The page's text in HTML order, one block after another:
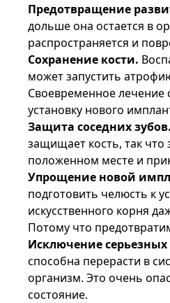
Предотвращение
дольше она остается в
распространяется и
Сохранение кости.
может запустить
Своевременное лечение
установку нового
Защита соседних зубов.
защищает кость, так что
положенном месте и
Упрощение новой
подготовить челюсть к
искусственного корня
Потому что
Исключение
способна перерасти в
организм. Это очень
состояние.